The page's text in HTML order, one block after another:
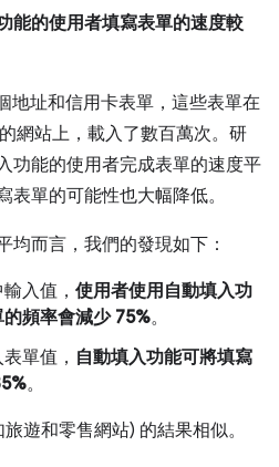
能的使用者填寫表單的速度較
地址和信用卡表單，這些表單在
網站上，載入了數百萬次。研
功能的使用者完成表單的速度平
單的可能性也大幅降低。
均而言，我們的發現如下：
入值， 使用者使用自動填入功
頻率會減少 75%。
單值， 自動填入功能可將填寫
。
遊和零售網站) 的結果相似。